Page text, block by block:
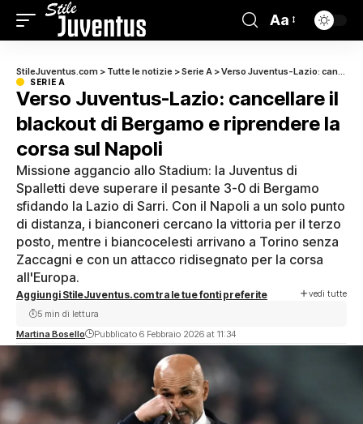
Aa
StileJuventus.com > Tutte le notizie >Serie A >Verso Juventus-Lazio: cancellare il blackout di Bergamo e riprendere la corsa sul Napoli
SERIE A
Verso Juventus-Lazio: cancellare il
blackout di Bergamo e riprendere la
corsa sul Napoli
Missione aggancio allo Stadium: la Juventus di
Spalletti deve superare il pesante 3-0 di Bergamo
sfidando la Lazio di Sarri. Con il Napoli a un solo punto
di distanza, i bianconeri cercano la vittoria per il terzo
posto, mentre i biancocelesti arrivano a Torino senza
Zaccagni e con un attacco ridisegnato per la corsa
all'Europa.
Aggiungi StileJuventus.com tra le tue fonti preferite vedi tutte
Martina Bosello Pubblicato 6 Febbraio 2026 at 11:34
5 min di lettura